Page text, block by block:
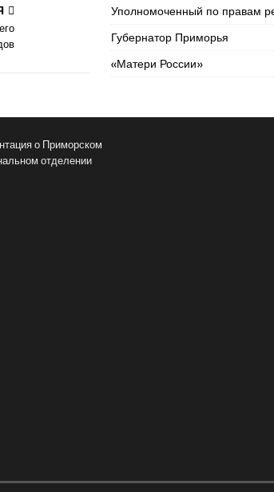
Уполномоченный по правам
Губернатор Приморья
«Матери России»
о Приморском
отделении